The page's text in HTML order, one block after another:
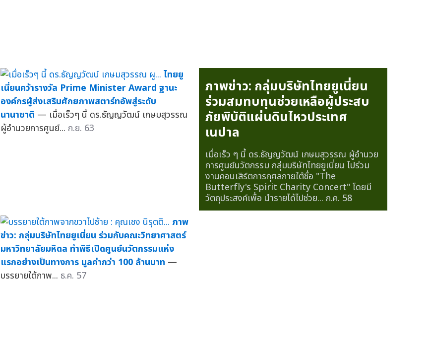
ไทยยู
เนี่ยนคว้ารางวัล Prime Minister Award ฐานะ
องค์กรผู้ส่งเสริมศักยภาพสตาร์ทอัพสู่ระดับ
นานาชาติ — เมื่อเร็วๆ นี้ ดร.ธัญญวัฒน์ เกษมสุวรรณ
ผู้อำนวยการศูนย์... ก.ย. 63
ภาพข่าว: กลุ่มบริษัทไทยยูเนี่ยน
ร่วมสมทบทุนช่วยเหลือผู้ประสบ
ภัยพิบัติแผ่นดินไหวประเทศ
เนปาล
เมื่อเร็ว ๆ นี้ ดร.ธัญญวัฒน์ เกษมสุวรรณ ผู้อำนวย
การศูนย์นวัตกรรม กลุ่มบริษัทไทยยูเนี่ยน ไปร่วม
งานคอนเสิร์ตการกุศลภายใต้ชื่อ "The
Butterfly's Spirit Charity Concert" โดยมี
วัตถุประสงค์เพื่อ นำรายได้ไปช่วย... ก.ค. 58
ภาพ
ข่าว: กลุ่มบริษัทไทยยูเนี่ยน ร่วมกับคณะวิทยาศาสตร์
มหาวิทยาลัยมหิดล ทำพิธีเปิดศูนย์นวัตกรรมแห่ง
แรกอย่างเป็นทางการ มูลค่ากว่า 100 ล้านบาท —
บรรยายใต้ภาพ... ธ.ค. 57